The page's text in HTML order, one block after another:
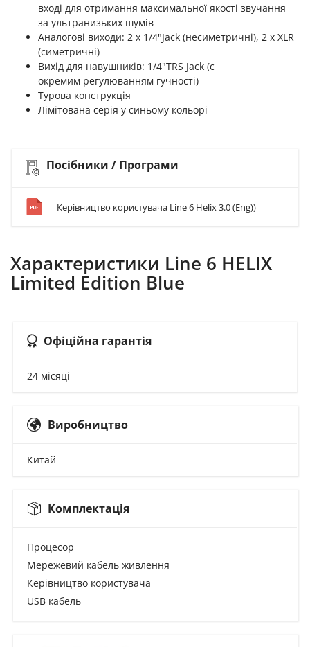
вході для отримання максимальної якості звучання
за ультранизьких шумів
Аналогові виходи: 2 х 1/4"Jack (несиметричні), 2 х XLR
(симетричні)
Вихід для навушників: 1/4"TRS Jack (c
окремим регулюванням гучності)
Турова конструкція
Лімітована серія у синьому кольорі
Посібники / Програми
Керівництво користувача Line 6 Helix 3.0 (Eng))
Характеристики Line 6 HELIX
Limited Edition Blue
Офіційна гарантія
24 місяці
Виробництво
Китай
Комплектація
Процесор
Мережевий кабель живлення
Керівництво користувача
USB кабель